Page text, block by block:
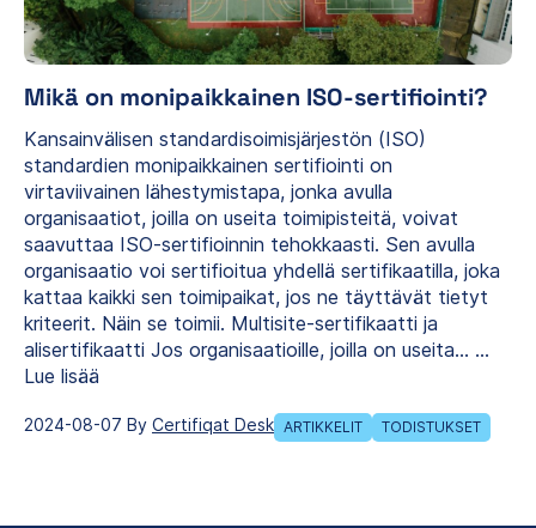
Mikä on monipaikkainen ISO-sertifiointi?
Kansainvälisen standardisoimisjärjestön (ISO)
standardien monipaikkainen sertifiointi on
virtaviivainen lähestymistapa, jonka avulla
organisaatiot, joilla on useita toimipisteitä, voivat
saavuttaa ISO-sertifioinnin tehokkaasti. Sen avulla
organisaatio voi sertifioitua yhdellä sertifikaatilla, joka
kattaa kaikki sen toimipaikat, jos ne täyttävät tietyt
kriteerit. Näin se toimii. Multisite-sertifikaatti ja
alisertifikaatti Jos organisaatioille, joilla on useita… ...
Lue lisää
2024-08-07 By Certifiqat Desk ARTIKKELIT TODISTUKSET